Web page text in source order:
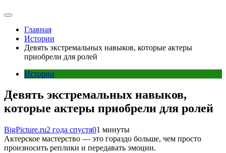
Главная
Истории
Девять экстремальных навыков, которые актеры
приобрели для ролей
Истории
Девять экстремальных навыков,
которые актеры приобрели для ролей
BigPicture.ru2 года спустя01 минуты
Актерское мастерство — это гораздо больше, чем просто
произносить реплики и передавать эмоции.